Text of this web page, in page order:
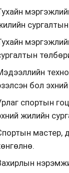
бол
спортын
жилийн
мастер,